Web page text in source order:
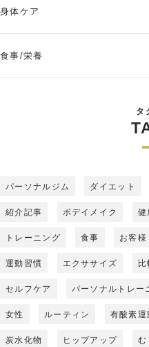
身体ケア
食事/栄養
タ
パーソナルジム ダイエット
紹介記事 ボデイメイク 健
トレーニング 食事 お客様
運動習慣 エクササイズ 比
セルフケア パーソナルトレー
女性 ルーティン 有酸素運
炭水化物 ヒップアップ む